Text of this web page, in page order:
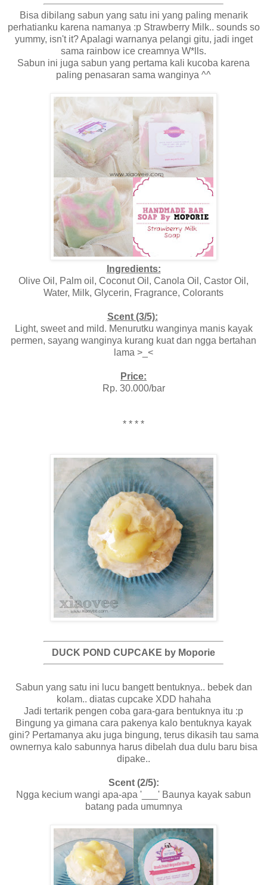
Bisa dibilang sabun yang satu ini yang paling menarik
perhatianku karena namanya :p Strawberry Milk.. sounds so
yummy, isn't it? Apalagi warnanya pelangi gitu, jadi inget
sama rainbow ice creamnya W*lls.
Sabun ini juga sabun yang pertama kali kucoba karena
paling penasaran sama wanginya ^^
Ingredients:
Olive Oil, Palm oil, Coconut Oil, Canola Oil, Castor Oil,
Water, Milk, Glycerin, Fragrance, Colorants
Scent (3/5):
Light, sweet and mild. Menurutku wanginya manis kayak
permen, sayang wanginya kurang kuat dan ngga bertahan
lama >_<
Price:
Rp. 30.000/bar
* * * *
DUCK POND CUPCAKE by Moporie
Sabun yang satu ini lucu bangett bentuknya.. bebek dan
kolam.. diatas cupcake XDD hahaha
Jadi tertarik pengen coba gara-gara bentuknya itu :p
Bingung ya gimana cara pakenya kalo bentuknya kayak
gini? Pertamanya aku juga bingung, terus dikasih tau sama
ownernya kalo sabunnya harus dibelah dua dulu baru bisa
dipake..
Scent (2/5):
Ngga kecium wangi apa-apa '___' Baunya kayak sabun
batang pada umumnya